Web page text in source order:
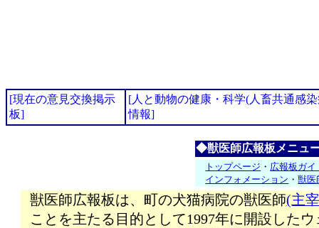
[現在の意見交換掲示
板]
[人と動物の健康・科学(人畜共通感
情報]
◆獣医師広報板メニュ
トップページ ・ 広報板ガイ
インフォメーション ・獣医
獣医師広報板は、町の犬猫病院の獣医師(主
ことを主たる目的として1997年に開設した